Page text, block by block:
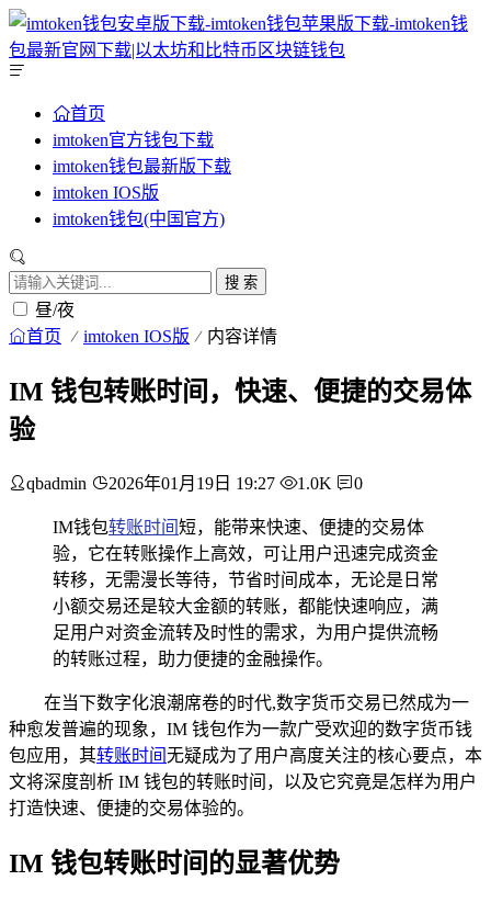
首页
imtoken官方钱包下载
imtoken钱包最新版下载
imtoken IOS版
imtoken钱包(中国官方)
搜 索
昼/夜
首页 imtoken IOS版 内容详情
IM 钱包转账时间，快速、便捷的交易体
验
qbadmin 2026年01月19日 19:27 1.0K 0
IM钱包转账时间短，能带来快速、便捷的交易体
验，它在转账操作上高效，可让用户迅速完成资金
转移，无需漫长等待，节省时间成本，无论是日常
小额交易还是较大金额的转账，都能快速响应，满
足用户对资金流转及时性的需求，为用户提供流畅
的转账过程，助力便捷的金融操作。
在当下数字化浪潮席卷的时代,数字货币交易已然成为一
种愈发普遍的现象，IM 钱包作为一款广受欢迎的数字货币钱
包应用，其转账时间无疑成为了用户高度关注的核心要点，本
文将深度剖析 IM 钱包的转账时间，以及它究竟是怎样为用户
打造快速、便捷的交易体验的。
IM 钱包转账时间的显著优势